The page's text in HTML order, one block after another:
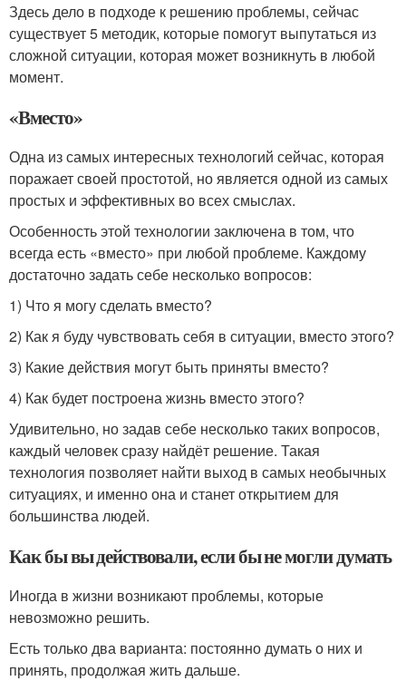
Здесь дело в подходе к решению проблемы, сейчас
существует 5 методик, которые помогут выпутаться из
сложной ситуации, которая может возникнуть в любой
момент.
«Вместо»
Одна из самых интересных технологий сейчас, которая
поражает своей простотой, но является одной из самых
простых и эффективных во всех смыслах.
Особенность этой технологии заключена в том, что
всегда есть «вместо» при любой проблеме. Каждому
достаточно задать себе несколько вопросов:
1) Что я могу сделать вместо?
2) Как я буду чувствовать себя в ситуации, вместо этого?
3) Какие действия могут быть приняты вместо?
4) Как будет построена жизнь вместо этого?
Удивительно, но задав себе несколько таких вопросов,
каждый человек сразу найдёт решение. Такая
технология позволяет найти выход в самых необычных
ситуациях, и именно она и станет открытием для
большинства людей.
Как бы вы действовали, если бы не могли думать
Иногда в жизни возникают проблемы, которые
невозможно решить.
Есть только два варианта: постоянно думать о них и
принять, продолжая жить дальше.